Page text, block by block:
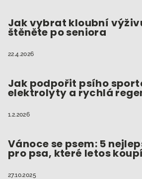
Jak vybrat kloubní
štěněte po seniora
22.4.2026
Jak podpořit psího
elektrolyty a rychlá
1.2.2026
Vánoce se psem: 5
pro psa, které letos
27.10.2025